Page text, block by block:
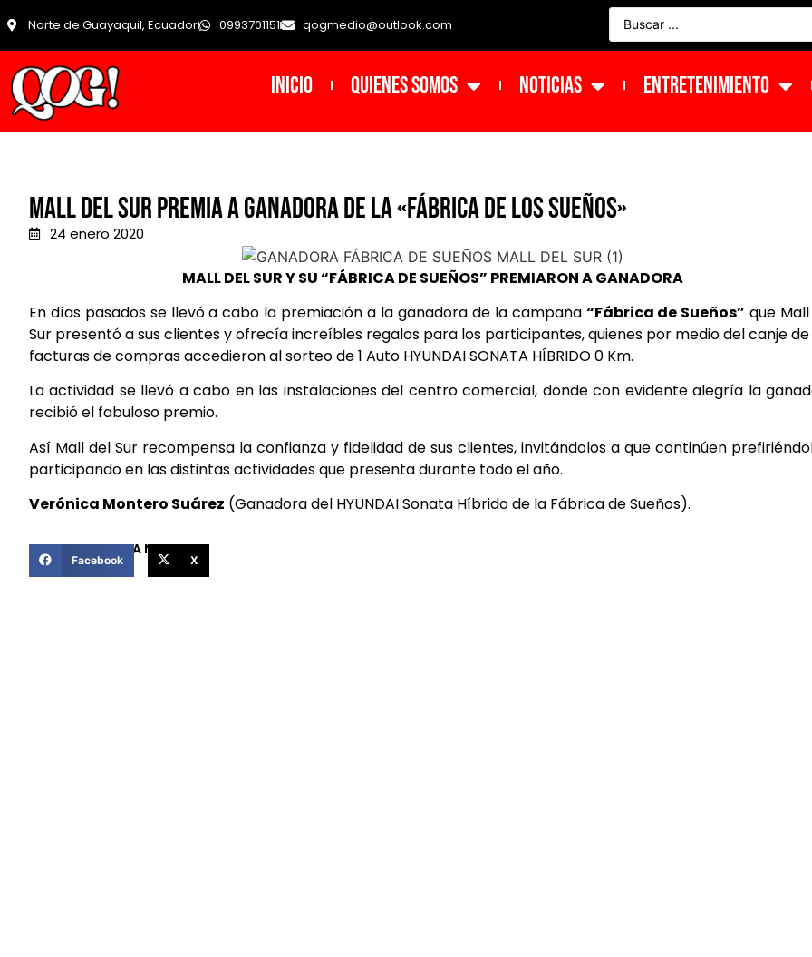
Norte de Guayaquil, Ecuador 0993701151 qogmedio@outlook.com
INICIO Quienes Somos NOTICIAS ENTRETENIMIENTO
MALL DEL SUR PREMIA A GANADORA DE LA «FÁBRICA DE LOS SUEÑOS»
24 enero 2020
MALL DEL SUR Y SU “FÁBRICA DE SUEÑOS” PREMIARON A GANADORA
En días pasados se llevó a cabo la premiación a la ganadora de la campaña “Fábrica de Sueños” que
Sur presentó a sus clientes y ofrecía increíbles regalos para los participantes, quienes por medio del canje de
facturas de compras accedieron al sorteo de 1 Auto HYUNDAI SONATA HÍBRIDO 0 Km.
La actividad se llevó a cabo en las instalaciones del centro comercial, donde con evidente alegría la
recibió el fabuloso premio.
Así Mall del Sur recompensa la confianza y fidelidad de sus clientes, invitándolos a que continúen
participando en las distintas actividades que presenta durante todo el año.
Verónica Montero Suárez (Ganadora del HYUNDAI Sonata Híbrido de la Fábrica de Sueños).
COMPARTIR ESTA NOTICIA
Facebook X